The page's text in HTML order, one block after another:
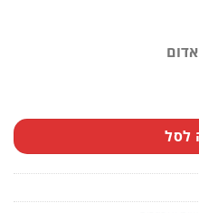
ואף אדום
לסל